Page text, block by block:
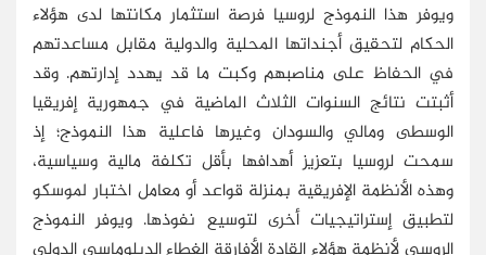
ويوفر هذا النموذج لروسيا فرصة استثمار مكانتها لدى هؤلاء
الحكام لتحقيق أجنداتها المحلية والدولية مقابل مساعدتهم
في الحفاظ على مناصبهم وكبت ما قد يهدد إدارتهم. وقد
أثبتت نتائج السنوات الثلاث الماضية في جمهورية إفريقيا
الوسطى ومالي والسودان وغيرها فاعلية هذا النموذج؛ إذ
سمحت لروسيا بتعزيز أهدافها بأقل تكلفة مالية وسياسية،
وهذه الأنظمة الإفريقية بمنزلة قواعد أو معامل اختبار لموسكو
لتطبيق إستراتيجيات أخرى لتوسيع نفوذها. ويوفر النموذج